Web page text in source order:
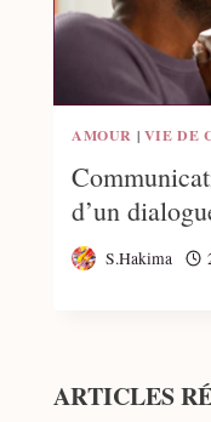
AMOUR | VIE DE
d’un
S.Hakima
ARTICLES